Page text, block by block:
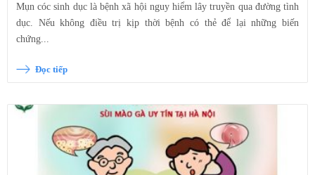
Mụn cóc sinh dục là bệnh xã hội nguy hiểm lây truyền qua đường tình
dục. Nếu không điều trị kịp thời bệnh có thẻ để lại những biến
chứng...
Đọc tiếp